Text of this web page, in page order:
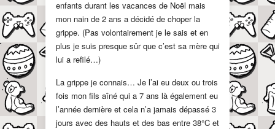
enfants durant les vacances de Noël mais
mon nain de 2 ans a décidé de choper la
grippe. (Pas volontairement je le sais et en
plus je suis presque sûr que c’est sa mère qui
lui a refilé…)
La grippe je connais… Je l’ai eu deux ou trois
fois mon fils aîné qui a 7 ans là également eu
l’année dernière et cela n’a jamais dépassé 3
jours avec des hauts et des bas entre 38°C et